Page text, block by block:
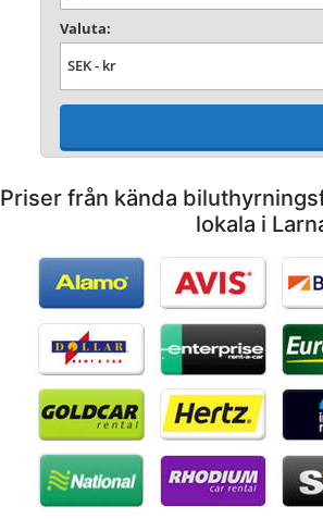
Valuta:
Priser från kända
lokala i